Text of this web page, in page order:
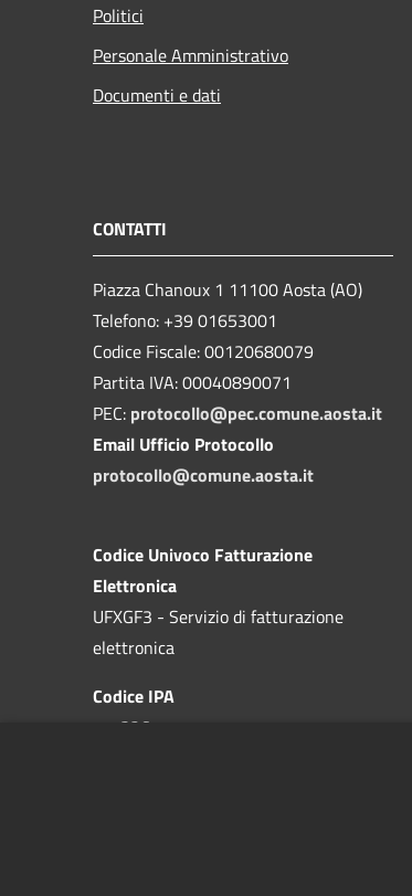
Politici
Personale Amministrativo
Documenti e dati
CONTATTI
Piazza Chanoux 1 11100 Aosta (AO)
Telefono: +39 01653001
Codice Fiscale: 00120680079
Partita IVA: 00040890071
PEC: protocollo@pec.comune.aosta.it
Email Ufficio Protocollo
protocollo@comune.aosta.it
Codice Univoco Fatturazione
Elettronica
UFXGF3 - Servizio di fatturazione
elettronica
Codice IPA
c_a326